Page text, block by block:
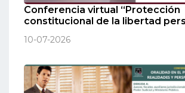
Conferencia virtual “Protección
constitucional de la libertad
10-07-2026